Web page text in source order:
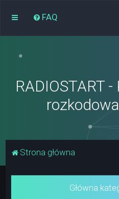
FAQ
RADIOSTART
Strona główna
Główna